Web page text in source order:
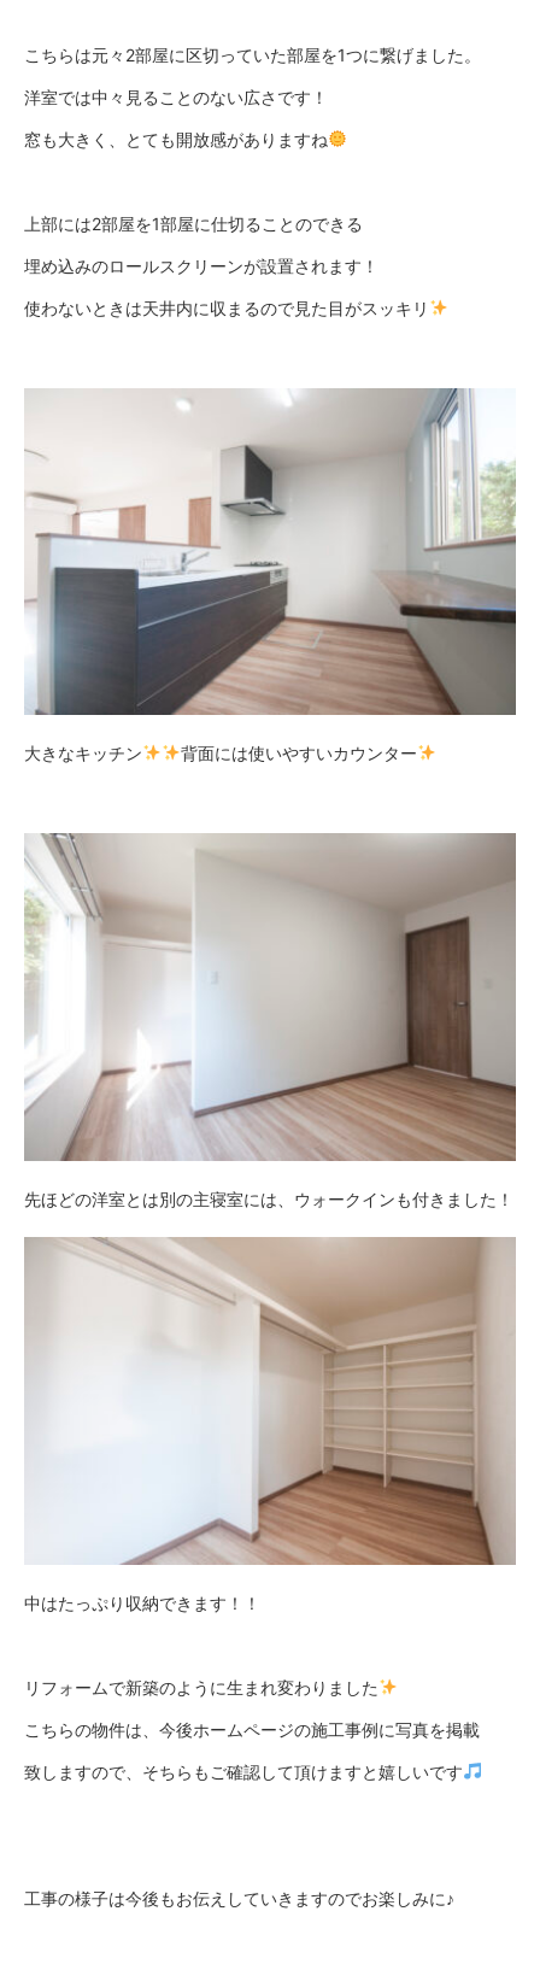
こちらは元々2部屋に区切っていた部屋を1つに繋げました。
洋室では中々見ることのない広さです！
窓も大きく、とても開放感がありますね
上部には2部屋を1部屋に仕切ることのできる
埋め込みのロールスクリーンが設置されます！
使わないときは天井内に収まるので見た目がスッキリ
大きなキッチン 背面には使いやすいカウンター
先ほどの洋室とは別の主寝室には、ウォークインも付きました！
中はたっぷり収納できます！！
リフォームで新築のように生まれ変わりました
こちらの物件は、今後ホームページの施工事例に写真を掲載
致しますので、そちらもご確認して頂けますと嬉しいです
工事の様子は今後もお伝えしていきますのでお楽しみに♪